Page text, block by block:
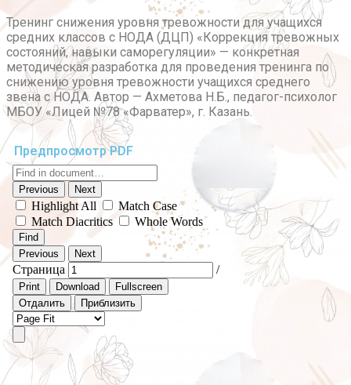
Тренинг снижения уровня тревожности для учащихся
средних классов с НОДА (ДЦП) «Коррекция тревожных
состояний, навыки саморегуляции» — конкретная
методическая разработка для проведения тренинга по
снижению уровня тревожности учащихся среднего
звена с НОДА. Автор — Ахметова Н.Б., педагог-психолог
МБОУ «Лицей №78 «Фарватер», г. Казань.
Предпросмотр PDF